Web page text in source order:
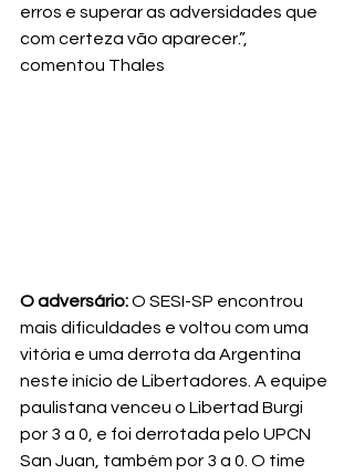
erros e superar as adversidades que
com certeza vão aparecer.”,
comentou Thales
O adversário: O SESI-SP encontrou
mais dificuldades e voltou com uma
vitória e uma derrota da Argentina
neste início de Libertadores. A equipe
paulistana venceu o Libertad Burgi
por 3 a 0, e foi derrotada pelo UPCN
San Juan, também por 3 a 0. O time